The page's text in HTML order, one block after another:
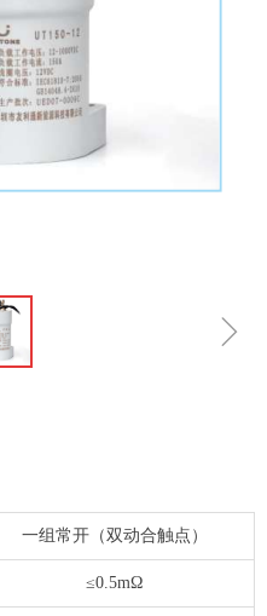
一组常开（双动合触点）
≤0.5mΩ
ꁇ